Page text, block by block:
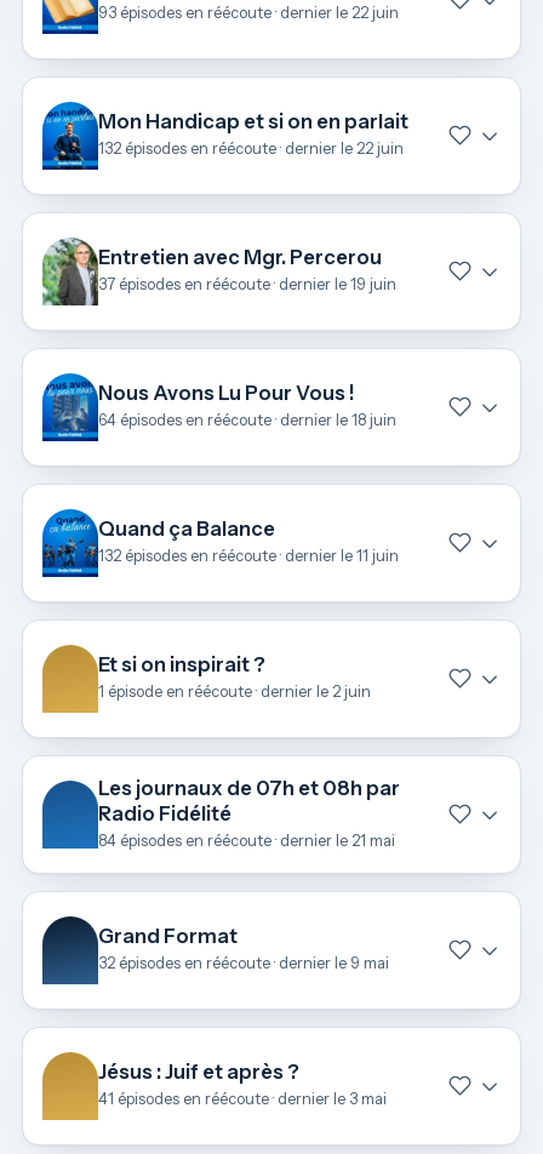
93 épisodes en réécoute · dernier le 22 juin
Mon Handicap et si on en parlait
132 épisodes en réécoute · dernier le 22 juin
Entretien avec Mgr. Percerou
37 épisodes en réécoute · dernier le 19 juin
Nous Avons Lu Pour Vous !
64 épisodes en réécoute · dernier le 18 juin
Quand ça Balance
132 épisodes en réécoute · dernier le 11 juin
Et si on inspirait ?
1 épisode en réécoute · dernier le 2 juin
Les journaux de 07h et 08h par
Radio Fidélité
84 épisodes en réécoute · dernier le 21 mai
Grand Format
32 épisodes en réécoute · dernier le 9 mai
Jésus : Juif et après ?
41 épisodes en réécoute · dernier le 3 mai